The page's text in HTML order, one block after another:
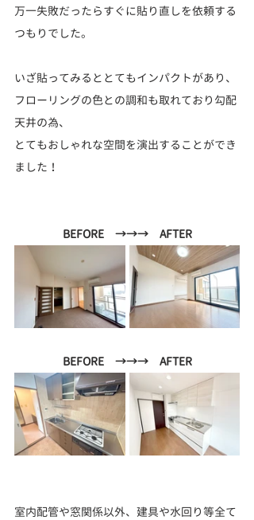
万一失敗だったらすぐに貼り直しを依頼する
つもりでした。
いざ貼ってみるととてもインパクトがあり、
フローリングの色との調和も取れており勾配
天井の為、
とてもおしゃれな空間を演出することができ
ました！
BEFORE　→→→　AFTER
BEFORE　→→→　AFTER
室内配管や窓関係以外、建具や水回り等全て